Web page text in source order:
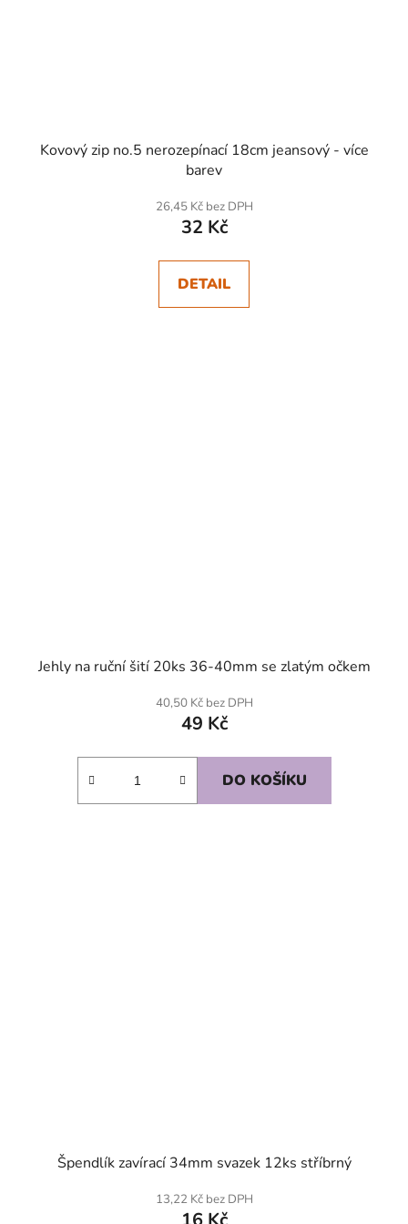
Kovový zip no.5 nerozepínací 18cm jeansový - více
barev
26,45 Kč bez DPH
32 Kč
DETAIL
Jehly na ruční šití 20ks 36-40mm se zlatým očkem
40,50 Kč bez DPH
49 Kč
DO KOŠÍKU
Špendlík zavírací 34mm svazek 12ks stříbrný
13,22 Kč bez DPH